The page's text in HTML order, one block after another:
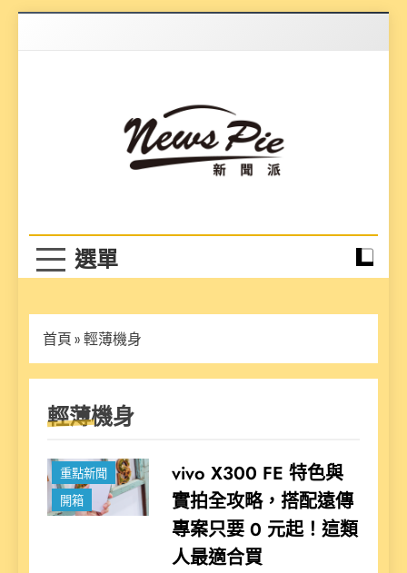
首頁 » 輕薄機身
輕薄機身
新聞
重點新聞
開箱
vivo X300 FE 特色與
實拍全攻略，搭配遠傳
專案只要 0 元起！這類
人最適合買